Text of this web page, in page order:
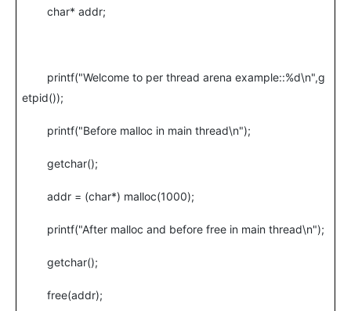
char* addr;
printf("Welcome to per thread arena example::%d\n",g
etpid());
printf("Before malloc in main thread\n");
getchar();
addr = (char*) malloc(1000);
printf("After malloc and before free in main thread\n");
getchar();
free(addr);